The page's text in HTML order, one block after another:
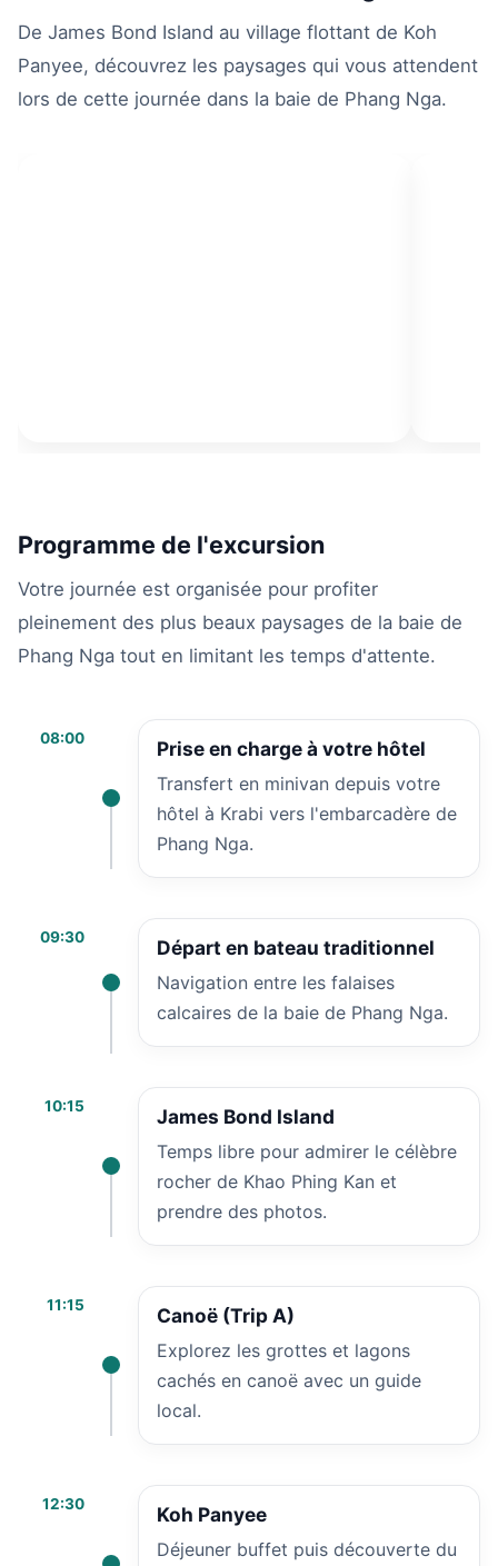
De James Bond Island au village flottant de Koh
Panyee, découvrez les paysages qui vous attendent
lors de cette journée dans la baie de Phang Nga.
Programme de l'excursion
Votre journée est organisée pour profiter
pleinement des plus beaux paysages de la baie de
Phang Nga tout en limitant les temps d'attente.
08:00 Prise en charge à votre hôtel
Transfert en minivan depuis votre
hôtel à Krabi vers l'embarcadère de
Phang Nga.
09:30 Départ en bateau traditionnel
Navigation entre les falaises
calcaires de la baie de Phang Nga.
10:15 James Bond Island
Temps libre pour admirer le célèbre
rocher de Khao Phing Kan et
prendre des photos.
11:15 Canoë (Trip A)
Explorez les grottes et lagons
cachés en canoë avec un guide
local.
12:30 Koh Panyee
Déjeuner buffet puis découverte du